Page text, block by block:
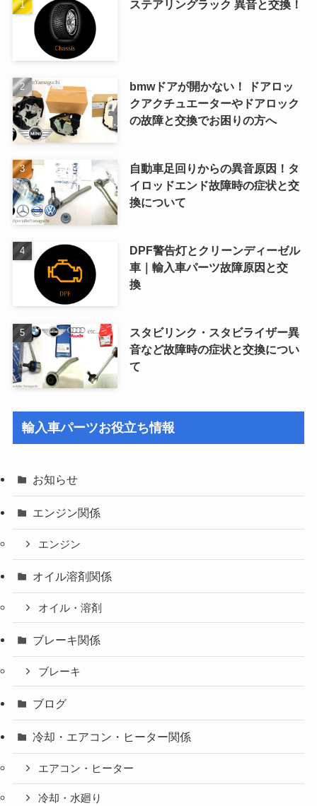
ステアリングラック 異音と交換！
bmwドアが開かない！ ドアロッ
クアクチュエーターやドアロック
の故障と交換でお困りの方へ
自動車足回りからの異音原因！タ
イロッドエンド故障時の症状と交
換について
DPF警告灯とクリーンディーゼル
車｜輸入車パーツ故障原因と交
換
スタビリンク・スタビライザー異
音など故障時の症状と交換につい
て
輸入車パーツお役立ち情報
お知らせ
エンジン関係
エンジン
オイル溶剤関係
オイル・溶剤
ブレーキ関係
ブレーキ
ブログ
冷却・エアコン・ヒーター関係
エアコン・ヒーター
冷却・水廻り